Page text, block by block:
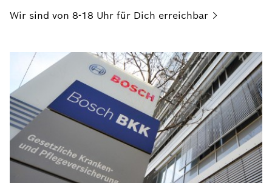
Wir sind von 8-18 Uhr für Dich erreichbar